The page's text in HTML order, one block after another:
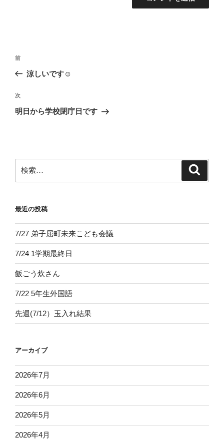
投
ビ
ゲ
ン
前
の
稿
前
涼しいです☺
次
の
次
明日から学校閉庁日です
索:
最近の投稿
7/27 弟子屈町未来こども会議
7/24 1学期最終日
飯ごう炊さん
7/22 5年生外国語
先週(7/12）玉入れ結果
アーカイブ
2026年7月
2026年6月
2026年5月
2026年4月